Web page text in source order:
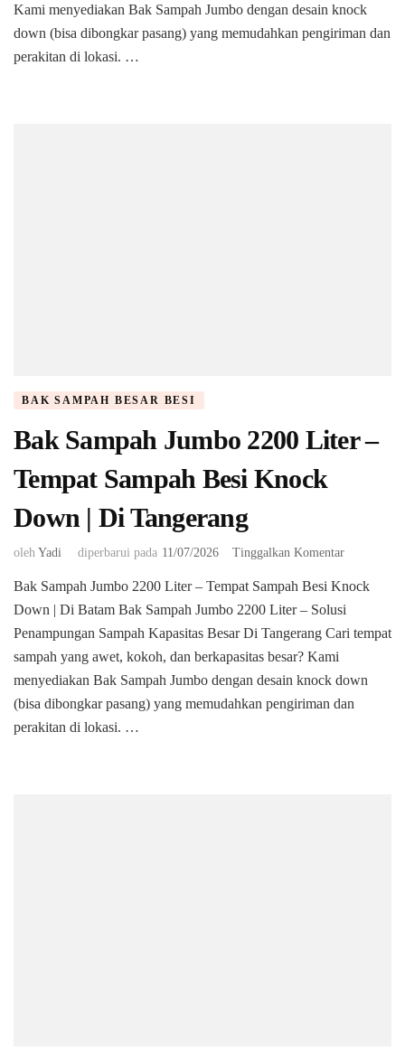
Tempat
Sampah
Kami menyediakan Bak Sampah Jumbo dengan desain knock
down (bisa dibongkar pasang) yang memudahkan pengiriman dan
perakitan di lokasi. …
BAK SAMPAH BESAR BESI
Bak Sampah Jumbo 2200 Liter –
Tempat Sampah Besi Knock
Down | Di Tangerang
oleh Yadi diperbarui pada 11/07/2026 Tinggalkan Komentarpada
Sampah
Jumbo
2200
Tempat
Sampah
Bak Sampah Jumbo 2200 Liter – Tempat Sampah Besi Knock
Down | Di Batam Bak Sampah Jumbo 2200 Liter – Solusi
Penampungan Sampah Kapasitas Besar Di Tangerang ​Cari tempat
sampah yang awet, kokoh, dan berkapasitas besar? Kami
menyediakan Bak Sampah Jumbo dengan desain knock down
(bisa dibongkar pasang) yang memudahkan pengiriman dan
perakitan di lokasi. …